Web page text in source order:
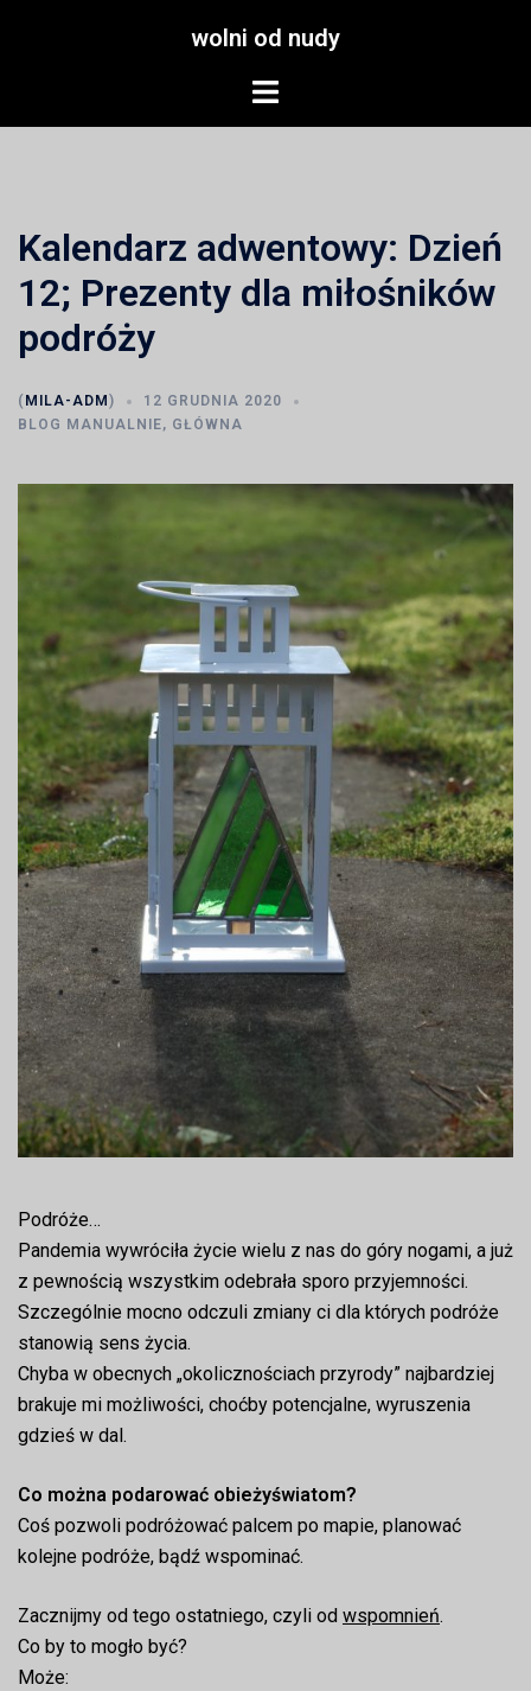
wolni od nudy
Menu
Kalendarz adwentowy: Dzień
12; Prezenty dla miłośników
podróży
( MILA-ADM )
12 GRUDNIA 2020
BLOG MANUALNIE, GŁÓWNA
Podróże…
Pandemia wywróciła życie wielu z nas do góry nogami, a już
z pewnością wszystkim odebrała sporo przyjemności.
Szczególnie mocno odczuli zmiany ci dla których podróże
stanowią sens życia.
Chyba w obecnych „okolicznościach przyrody” najbardziej
brakuje mi możliwości, choćby potencjalne, wyruszenia
gdzieś w dal.
Co można podarować obieżyświatom?
Coś pozwoli podróżować palcem po mapie, planować
kolejne podróże, bądź wspominać.
Zacznijmy od tego ostatniego, czyli od wspomnień.
Co by to mogło być?
Może: